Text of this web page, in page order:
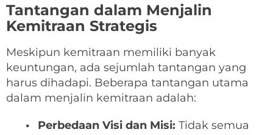
Tantangan dalam Menjalin
Kemitraan Strategis
Meskipun kemitraan memiliki banyak
keuntungan, ada sejumlah tantangan yang
harus dihadapi. Beberapa tantangan utama
dalam menjalin kemitraan adalah:
Perbedaan Visi dan Misi: Tidak semua